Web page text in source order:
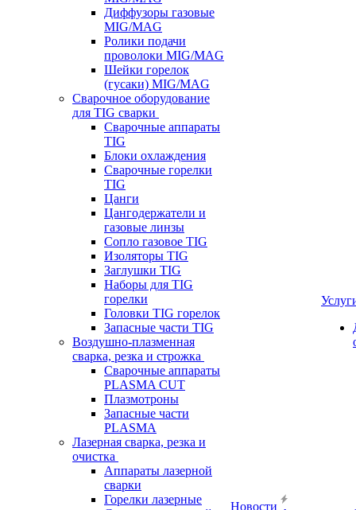
Диффузоры газовые
MIG/MAG
Ролики подачи
проволоки MIG/MAG
Шейки горелок
(гусаки) MIG/MAG
Сварочное оборудование
для TIG сварки
Сварочные аппараты
TIG
Блоки охлаждения
Сварочные горелки
TIG
Цанги
Цангодержатели и
газовые линзы
Сопло газовое TIG
Изоляторы TIG
Заглушки TIG
Наборы для TIG
горелки
Головки TIG горелок
Запасные части TIG
Воздушно-плазменная
сварка, резка и строжка
Сварочные аппараты
PLASMA CUT
Плазмотроны
Запасные части
PLASMA
Лазерная сварка, резка и
очистка
Аппараты лазерной
сварки
Горелки лазерные
Новости